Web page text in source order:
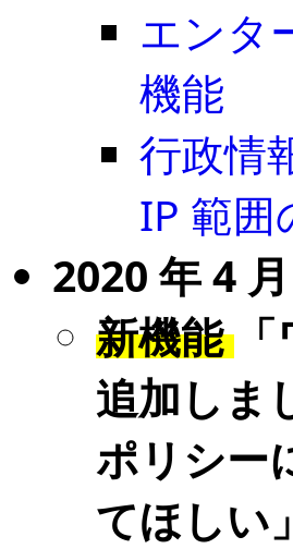
エンタ
機能
行政情
IP 範囲
2020 年 4
新機能
追加しま
ポリシー
てほしい